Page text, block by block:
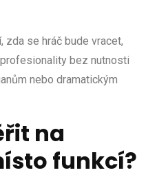
se hráč bude vracet,
bez nutnosti
nebo dramatickým
na
funkcí?